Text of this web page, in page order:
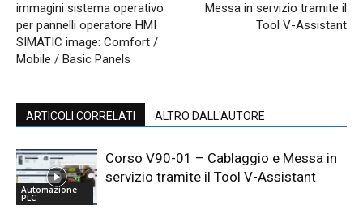
immagini sistema operativo
per pannelli operatore HMI
SIMATIC image: Comfort /
Mobile / Basic Panels
Messa in servizio tramite il
Tool V-Assistant
ARTICOLI CORRELATI ALTRO DALL'AUTORE
Automazione
PLC
Corso V90-01 – Cablaggio e Messa in
servizio tramite il Tool V-Assistant